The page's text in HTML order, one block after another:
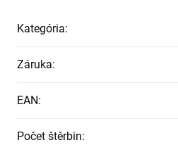
Kategória:
Záruka:
EAN:
Počet štěrbin: